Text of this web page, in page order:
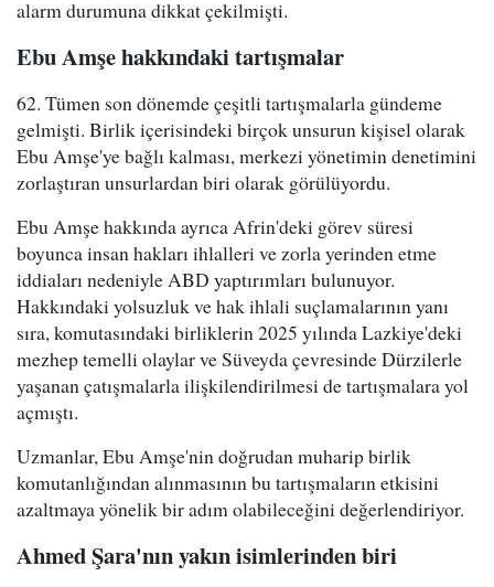
alarm durumuna dikkat çekilmişti.
Ebu Amşe hakkındaki tartışmalar
62. Tümen son dönemde çeşitli tartışmalarla gündeme
gelmişti. Birlik içerisindeki birçok unsurun kişisel olarak
Ebu Amşe'ye bağlı kalması, merkezi yönetimin denetimini
zorlaştıran unsurlardan biri olarak görülüyordu.
Ebu Amşe hakkında ayrıca Afrin'deki görev süresi
boyunca insan hakları ihlalleri ve zorla yerinden etme
iddiaları nedeniyle ABD yaptırımları bulunuyor.
Hakkındaki yolsuzluk ve hak ihlali suçlamalarının yanı
sıra, komutasındaki birliklerin 2025 yılında Lazkiye'deki
mezhep temelli olaylar ve Süveyda çevresinde Dürzilerle
yaşanan çatışmalarla ilişkilendirilmesi de tartışmalara yol
açmıştı.
Uzmanlar, Ebu Amşe'nin doğrudan muharip birlik
komutanlığından alınmasının bu tartışmaların etkisini
azaltmaya yönelik bir adım olabileceğini değerlendiriyor.
Ahmed Şara'nın yakın isimlerinden biri